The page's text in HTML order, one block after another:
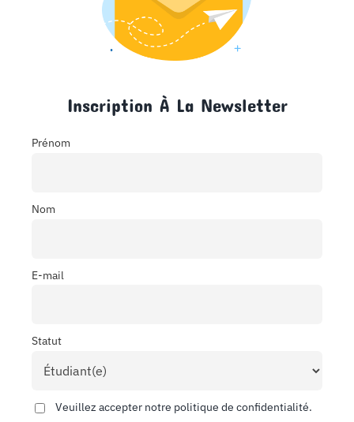
Inscription À La Newsletter
Prénom
Nom
E-mail
Statut
Veuillez accepter notre politique de confidentialité.